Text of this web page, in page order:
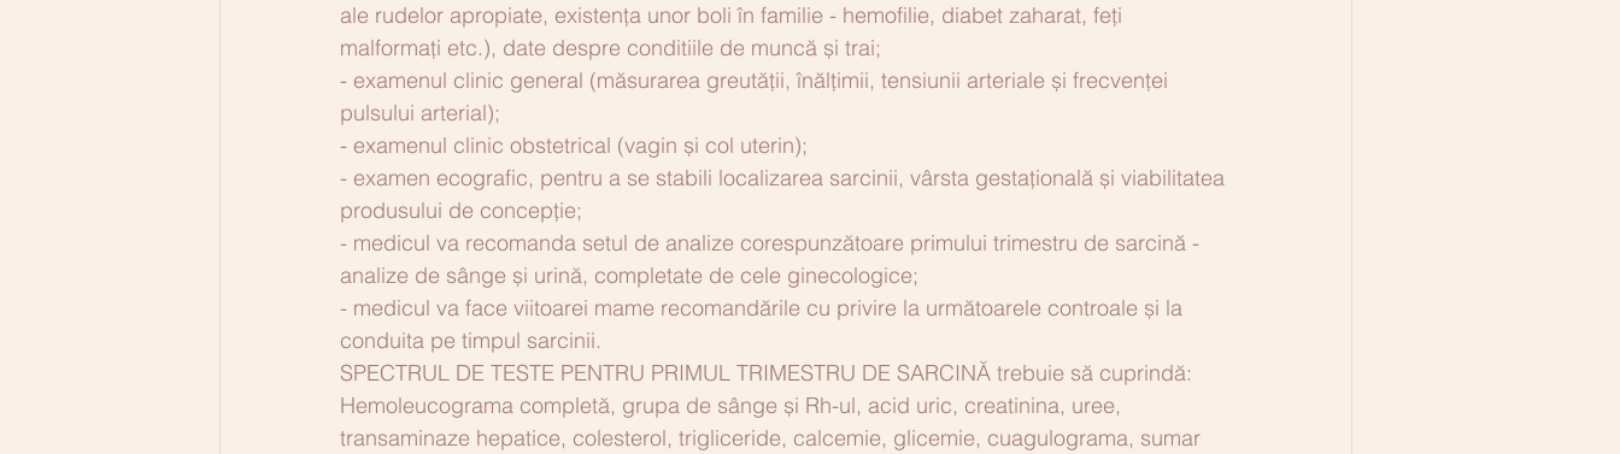
ale rudelor apropiate, existența unor boli în familie - hemofilie, diabet zaharat, feți
malformați etc.), date despre conditiile de muncă și trai;
- examenul clinic general (măsurarea greutății, înălțimii, tensiunii arteriale și frecvenței
pulsului arterial);
- examenul clinic obstetrical (vagin și col uterin);
- examen ecografic, pentru a se stabili localizarea sarcinii, vârsta gestațională și viabilitatea
produsului de concepție;
- medicul va recomanda setul de analize corespunzătoare primului trimestru de sarcină -
analize de sânge și urină, completate de cele ginecologice;
- medicul va face viitoarei mame recomandările cu privire la următoarele controale și la
conduita pe timpul sarcinii.
SPECTRUL DE TESTE PENTRU PRIMUL TRIMESTRU DE SARCINĂ trebuie să cuprindă:
Hemoleucograma completă, grupa de sânge și Rh-ul, acid uric, creatinina, uree,
transaminaze hepatice, colesterol, trigliceride, calcemie, glicemie, cuagulograma, sumar